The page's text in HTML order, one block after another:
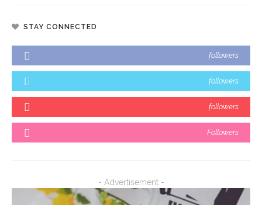
STAY CONNECTED
followers
followers
followers
Followers
- Advertisement -